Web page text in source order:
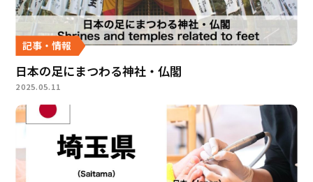
記事・情報
日本の足にまつわる神社・仏閣
2025.05.11